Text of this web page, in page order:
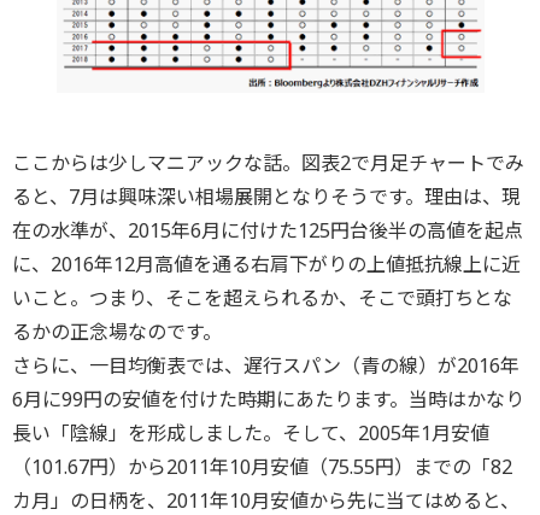
ここからは少しマニアックな話。図表2で月足チャートでみ
ると、7月は興味深い相場展開となりそうです。理由は、現
在の水準が、2015年6月に付けた125円台後半の高値を起点
に、2016年12月高値を通る右肩下がりの上値抵抗線上に近
いこと。つまり、そこを超えられるか、そこで頭打ちとな
るかの正念場なのです。
さらに、一目均衡表では、遅行スパン（青の線）が2016年
6月に99円の安値を付けた時期にあたります。当時はかなり
長い「陰線」を形成しました。そして、2005年1月安値
（101.67円）から2011年10月安値（75.55円）までの「82
カ月」の日柄を、2011年10月安値から先に当てはめると、